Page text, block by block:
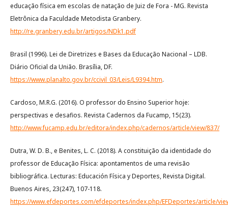
educação física em escolas de natação de Juiz de Fora - MG. Revista
Eletrônica da Faculdade Metodista Granbery.
http://re.granbery.edu.br/artigos/NDk1.pdf
Brasil (1996). Lei de Diretrizes e Bases da Educação Nacional – LDB.
Diário Oficial da União. Brasília, DF.
https://www.planalto.gov.br/ccivil_03/Leis/L9394.htm.
Cardoso, M.R.G. (2016). O professor do Ensino Superior hoje:
perspectivas e desafios. Revista Cadernos da Fucamp, 15(23).
http://www.fucamp.edu.br/editora/index.php/cadernos/article/view/837/
Dutra, W. D. B., e Benites, L. C. (2018). A constituição da identidade do
professor de Educação Física: apontamentos de uma revisão
bibliográfica. Lecturas: Educación Física y Deportes, Revista Digital.
Buenos Aires, 23(247), 107-118.
https://www.efdeportes.com/efdeportes/index.php/EFDeportes/article/